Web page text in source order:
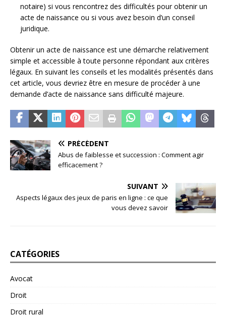
notaire) si vous rencontrez des difficultés pour obtenir un
acte de naissance ou si vous avez besoin d’un conseil
juridique.
Obtenir un acte de naissance est une démarche relativement
simple et accessible à toute personne répondant aux critères
légaux. En suivant les conseils et les modalités présentés dans
cet article, vous devriez être en mesure de procéder à une
demande d’acte de naissance sans difficulté majeure.
PRÉCÉDENT
Abus de faiblesse et succession : Comment agir
efficacement ?
SUIVANT
Aspects légaux des jeux de paris en ligne : ce que
vous devez savoir
CATÉGORIES
Avocat
Droit
Droit rural